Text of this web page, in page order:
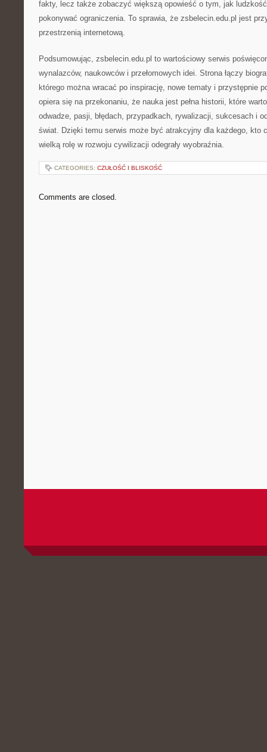
fakty, lecz także zobaczyć większą opowieść o tym, jak ludzkość
pokonywać ograniczenia. To sprawia, że zsbelecin.edu.pl jest
przestrzenią internetową.
Podsumowując, zsbelecin.edu.pl to wartościowy serwis
wynalazców, naukowców i przełomowych idei. Strona łączy
którego można wracać po inspirację, nowe tematy i przystępnie
opiera się na przekonaniu, że nauka jest pełna historii, które
odwadze, pasji, błędach, przypadkach, rywalizacji, sukcesach i
świat. Dzięki temu serwis może być atrakcyjny dla każdego, kto
wielką rolę w rozwoju cywilizacji odegrały wyobraźnia.
CATEGORIES: CZUŁOŚĆ I BLISKOŚĆ
Comments are closed.